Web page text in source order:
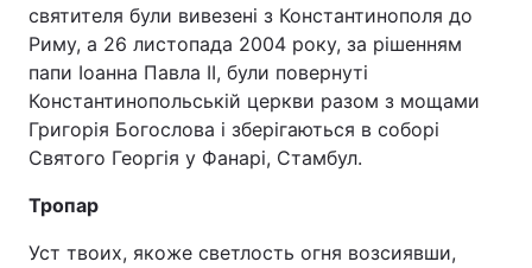
святителя були вивезені з Константинополя до
Риму, а 26 листопада 2004 року, за рішенням
папи Іоанна Павла II, були повернуті
Константинопольській церкви разом з мощами
Григорія Богослова і зберігаються в соборі
Святого Георгія у Фанарі, Стамбул.
Тропар
Уст твоих, якоже светлость огня возсиявши,